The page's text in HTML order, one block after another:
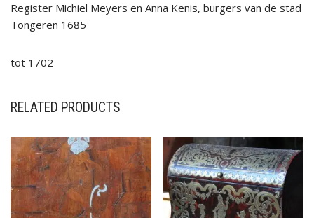
Register Michiel Meyers en Anna Kenis, burgers van de stad
Tongeren 1685
tot 1702
RELATED PRODUCTS